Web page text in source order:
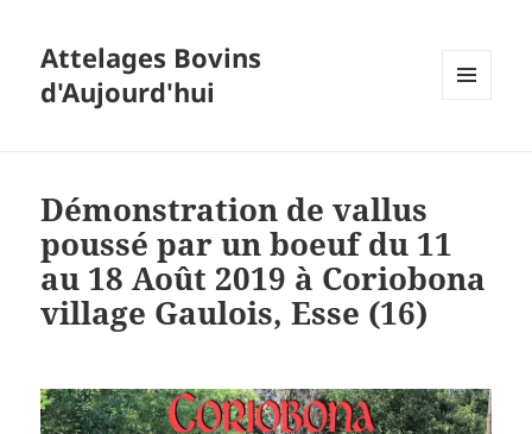
Attelages Bovins
d'Aujourd'hui
Démonstration de vallus
poussé par un boeuf du 11
au 18 Août 2019 à Coriobona
village Gaulois, Esse (16)